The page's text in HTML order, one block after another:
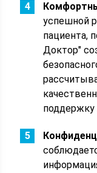
успешной
пациента,
Доктор"
поддержку